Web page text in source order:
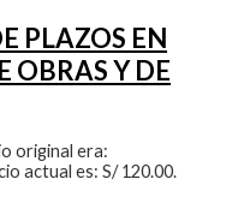
PLAZOS EN
OBRAS Y DE
original era:
actual es: S/ 120.00.